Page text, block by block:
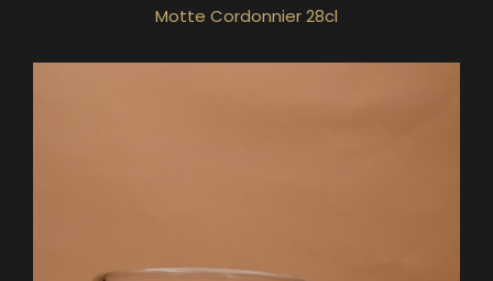
Motte Cordonnier 28cl